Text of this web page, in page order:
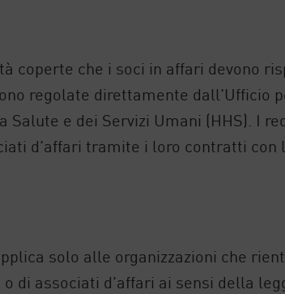
coperte che i soci in affari devono
regolate direttamente dall'Ufficio
Salute e dei Servizi Umani (HHS). I
d'affari tramite i loro contratti con
solo alle organizzazioni che
di associati d'affari ai sensi della